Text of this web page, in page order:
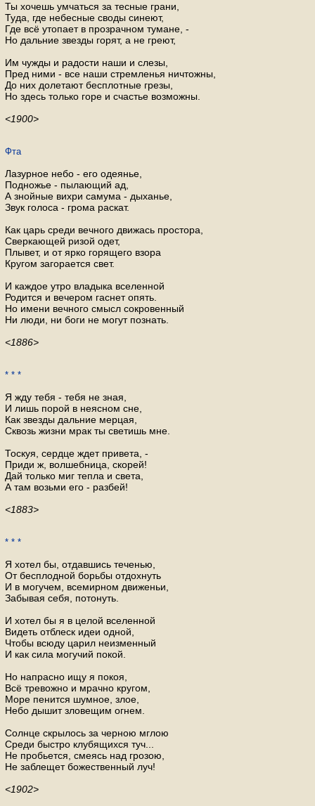
Ты хочешь умчаться за тесные грани,
Туда, где небесные своды синеют,
Где всё утопает в прозрачном тумане, -
Но дальние звезды горят, а не греют,
Им чужды и радости наши и слезы,
Пред ними - все наши стремленья ничтожны,
До них долетают бесплотные грезы,
Но здесь только горе и счастье возможны.
<1900>
Фта
Лазурное небо - его одеянье,
Подножье - пылающий ад,
А знойные вихри самума - дыханье,
Звук голоса - грома раскат.
Как царь среди вечного движась простора,
Сверкающей ризой одет,
Плывет, и от ярко горящего взора
Кругом загорается свет.
И каждое утро владыка вселенной
Родится и вечером гаснет опять.
Но имени вечного смысл сокровенный
Ни люди, ни боги не могут познать.
<1886>
* * *
Я жду тебя - тебя не зная,
И лишь порой в неясном сне,
Как звезды дальние мерцая,
Сквозь жизни мрак ты светишь мне.
Тоскуя, сердце ждет привета, -
Приди ж, волшебница, скорей!
Дай только миг тепла и света,
А там возьми его - разбей!
<1883>
* * *
Я хотел бы, отдавшись теченью,
От бесплодной борьбы отдохнуть
И в могучем, всемирном движеньи,
Забывая себя, потонуть.
И хотел бы я в целой вселенной
Видеть отблеск идеи одной,
Чтобы всюду царил неизменный
И как сила могучий покой.
Но напрасно ищу я покоя,
Всё тревожно и мрачно кругом,
Море пенится шумное, злое,
Небо дышит зловещим огнем.
Солнце скрылось за черною мглою
Среди быстро клубящихся туч...
Не пробьется, смеясь над грозою,
Не заблещет божественный луч!
<1902>